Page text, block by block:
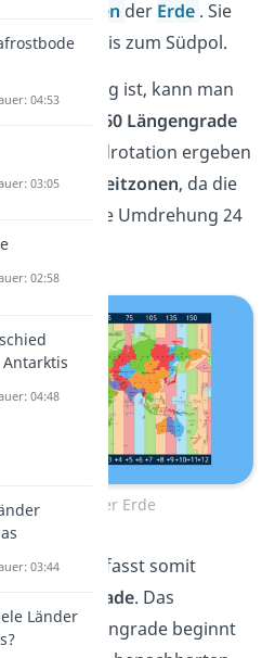
Längengraden der Erde . Sie
Nordpol bis zum Südpol.
kugelförmig ist, kann man
360 Längengrade
Durch die Erdrotation ergeben
Zeitzonen, da die
komplette Umdrehung 24
Zeitzonen der Erde
Zeitzone umfasst somit
15 Längengrade. Das
alle 15 Längengrade beginnt
04:53
03:05
02:58
04:48
03:44
Länder